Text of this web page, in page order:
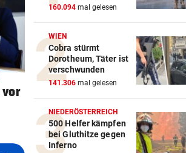
vor
160.094 mal gelesen
WIEN
Cobra stürmt
Dorotheum, Täter ist
verschwunden
141.306 mal gelesen
NIEDERÖSTERREICH
500 Helfer kämpfen
bei Gluthitze gegen
Inferno